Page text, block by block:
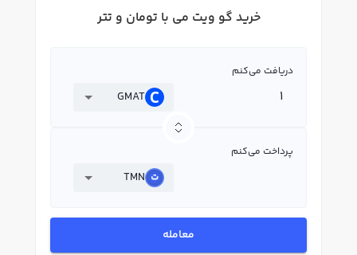
خرید گو ویت می با تومان و تتر
دریافت می‌کنم
GMAT
پرداخت می‌کنم
TMN
معامله